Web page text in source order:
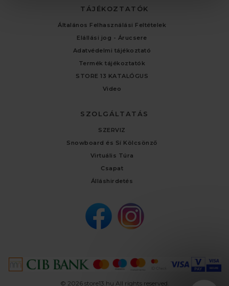
TÁJÉKOZTATÓK
Általános Felhasználási Feltételek
Elállási jog - Árucsere
Adatvédelmi tájékoztató
Termék tájékoztatók
STORE 13 KATALÓGUS
Video
SZOLGÁLTATÁS
SZERVIZ
Snowboard és Sí Kölcsönző
Virtuális Túra
Csapat
Álláshirdetés
© 2026 store13.hu All rights reserved.